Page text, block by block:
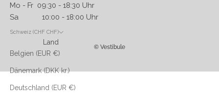
Mo - Fr 09:30 - 18:30 Uhr
Sa 10:00 - 18:00 Uhr
Schweiz (CHF CHF)
Land
Belgien (EUR €)
Dänemark (DKK kr.)
Deutschland (EUR €)
© Vestibule